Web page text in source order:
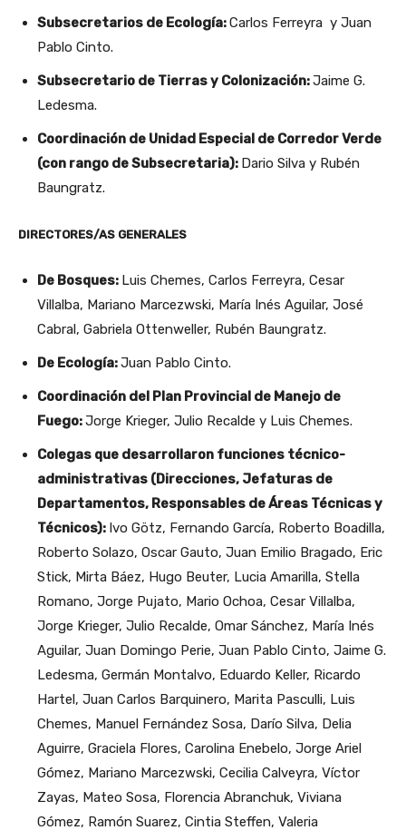
Subsecretarios de Ecología:Carlos Ferreyra y Juan
Pablo Cinto.
Subsecretario de Tierras y Colonización:Jaime G.
Ledesma.
Coordinación de Unidad Especial de Corredor Verde
(con rango de Subsecretaria): Dario Silva y Rubén
Baungratz.
DIRECTORES/AS GENERALES
De Bosques: Luis Chemes, Carlos Ferreyra, Cesar
Villalba, Mariano Marcezwski, María Inés Aguilar, José
Cabral, Gabriela Ottenweller, Rubén Baungratz.
De Ecología:Juan Pablo Cinto.
Coordinación del Plan Provincial de Manejo de
Fuego:Jorge Krieger, Julio Recalde y Luis Chemes.
Colegas que desarrollaron funciones técnico-
administrativas (Direcciones, Jefaturas de
Departamentos, Responsables de Áreas Técnicas y
Técnicos): Ivo Götz, Fernando García, Roberto Boadilla,
Roberto Solazo, Oscar Gauto, Juan Emilio Bragado, Eric
Stick, Mirta Báez, Hugo Beuter, Lucia Amarilla, Stella
Romano, Jorge Pujato, Mario Ochoa, Cesar Villalba,
Jorge Krieger, Julio Recalde, Omar Sánchez, María Inés
Aguilar, Juan Domingo Perie, Juan Pablo Cinto, Jaime G.
Ledesma, Germán Montalvo, Eduardo Keller, Ricardo
Hartel, Juan Carlos Barquinero, Marita Pasculli, Luis
Chemes, Manuel Fernández Sosa, Darío Silva, Delia
Aguirre, Graciela Flores, Carolina Enebelo, Jorge Ariel
Gómez, Mariano Marcezwski, Cecilia Calveyra, Víctor
Zayas, Mateo Sosa, Florencia Abranchuk, Viviana
Gómez, Ramón Suarez, Cintia Steffen, Valeria